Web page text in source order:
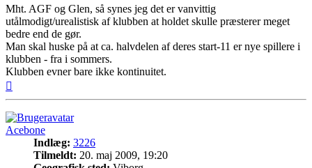
Mht. AGF og Glen, så synes jeg det er vanvittig
utålmodigt/urealistisk af klubben at holdet skulle præsterer meget
bedre end de gør.
Man skal huske på at ca. halvdelen af deres start-11 er nye spillere i
klubben - fra i sommers.
Klubben evner bare ikke kontinuitet.
Acebone
Indlæg: 3226
Tilmeldt: 20. maj 2009, 19:20